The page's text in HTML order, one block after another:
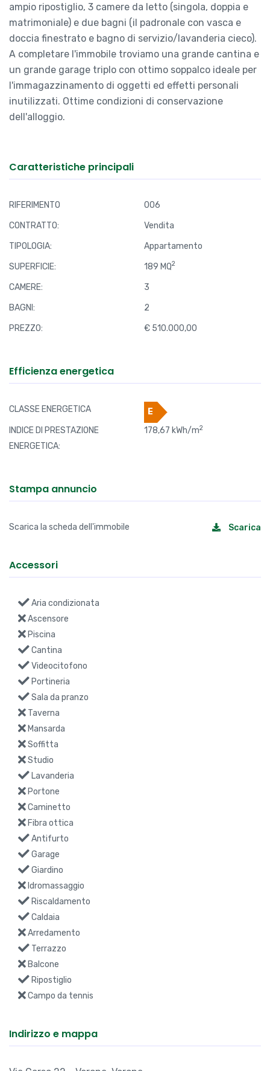
ampio ripostiglio, 3 camere da letto (singola, doppia e
matrimoniale) e due bagni (il padronale con vasca e
doccia finestrato e bagno di servizio/lavanderia cieco).
A completare l'immobile troviamo una grande cantina e
un grande garage triplo con ottimo soppalco ideale per
l'immagazzinamento di oggetti ed effetti personali
inutilizzati. Ottime condizioni di conservazione
dell'alloggio.
Caratteristiche principali
RIFERIMENTO
006
CONTRATTO:
Vendita
TIPOLOGIA:
Appartamento
SUPERFICIE:
189 MQ2
CAMERE:
3
BAGNI:
2
PREZZO:
€ 510.000,00
Efficienza energetica
CLASSE ENERGETICA
E
INDICE DI PRESTAZIONE
ENERGETICA:
178,67 kWh/m2
Stampa annuncio
Scarica la scheda dell'immobile Scarica
Accessori
Aria condizionata
Ascensore
Piscina
Cantina
Videocitofono
Portineria
Sala da pranzo
Taverna
Mansarda
Soffitta
Studio
Lavanderia
Portone
Caminetto
Fibra ottica
Antifurto
Garage
Giardino
Idromassaggio
Riscaldamento
Caldaia
Arredamento
Terrazzo
Balcone
Ripostiglio
Campo da tennis
Indirizzo e mappa